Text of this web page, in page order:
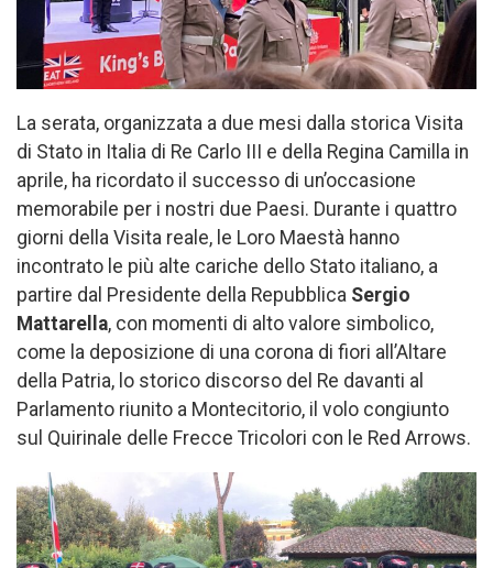
La serata, organizzata a due mesi dalla storica Visita
di Stato in Italia di Re Carlo III e della Regina Camilla in
aprile, ha ricordato il successo di un’occasione
memorabile per i nostri due Paesi. Durante i quattro
giorni della Visita reale, le Loro Maestà hanno
incontrato le più alte cariche dello Stato italiano, a
partire dal Presidente della Repubblica Sergio
Mattarella, con momenti di alto valore simbolico,
come la deposizione di una corona di fiori all’Altare
della Patria, lo storico discorso del Re davanti al
Parlamento riunito a Montecitorio, il volo congiunto
sul Quirinale delle Frecce Tricolori con le Red Arrows.